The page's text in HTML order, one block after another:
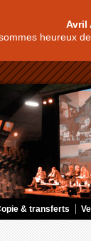
Avril
heureux
& transferts